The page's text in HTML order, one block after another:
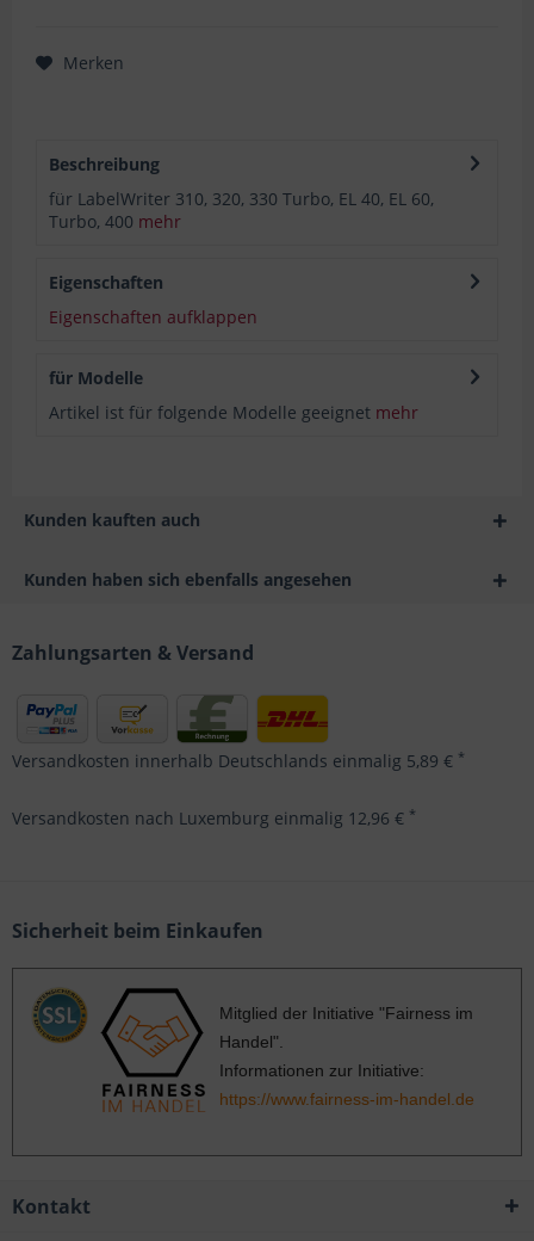
Merken
Beschreibung
für LabelWriter 310, 320, 330 Turbo, EL 40, EL 60,
Turbo, 400 mehr
Eigenschaften
Eigenschaften aufklappen
für Modelle
Artikel ist für folgende Modelle geeignet mehr
Kunden kauften auch
Kunden haben sich ebenfalls angesehen
Zahlungsarten & Versand
Versandkosten innerhalb Deutschlands einmalig 5,89 € *
Versandkosten nach Luxemburg einmalig 12,96 € *
Sicherheit beim Einkaufen
Mitglied der Initiative "Fairness im
Handel".
Informationen zur Initiative:
https://www.fairness-im-handel.de
Kontakt